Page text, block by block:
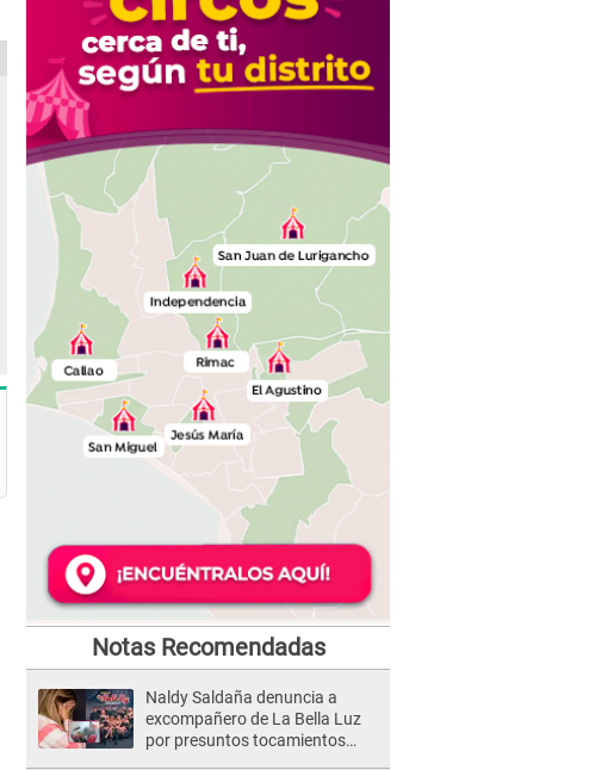
Notas Recomendadas
Naldy Saldaña denuncia a
excompañero de La Bella Luz
por presuntos tocamientos